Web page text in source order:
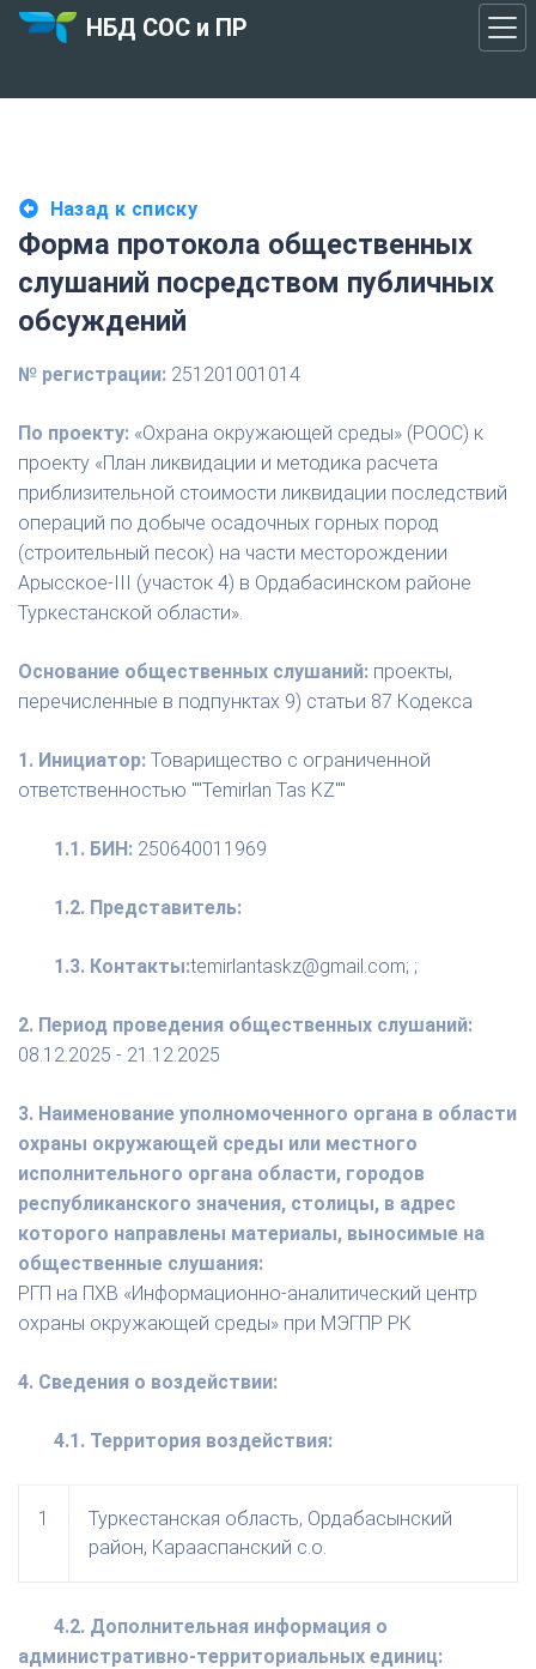
НБД СОС и ПР
Назад к списку
Форма протокола общественных
слушаний посредством публичных
обсуждений
№ регистрации: 251201001014
По проекту: «Охрана окружающей среды» (РООС) к
проекту «План ликвидации и методика расчета
приблизительной стоимости ликвидации последствий
операций по добыче осадочных горных пород
(строительный песок) на части месторождении
Арысское-III (участок 4) в Ордабасинском районе
Туркестанской области».
Основание общественных слушаний: проекты,
перечисленные в подпунктах 9) статьи 87 Кодекса
1. Инициатор: Товарищество с ограниченной
ответственностью ""Temirlan Tas KZ""
1.1. БИН: 250640011969
1.2. Представитель:
1.3. Контакты:temirlantaskz@gmail.com; ;
2. Период проведения общественных слушаний:
08.12.2025 - 21.12.2025
3. Наименование уполномоченного органа в области
охраны окружающей среды или местного
исполнительного органа области, городов
республиканского значения, столицы, в адрес
которого направлены материалы, выносимые на
общественные слушания:
РГП на ПХВ «Информационно-аналитический центр
охраны окружающей среды» при МЭГПР РК
4. Сведения о воздействии:
4.1. Территория воздействия:
1
Туркестанская область, Ордабасынский
район, Карааспанский с.о.
4.2. Дополнительная информация о
административно-территориальных единиц: